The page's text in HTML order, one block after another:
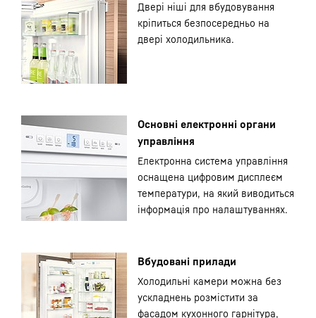
Двері ніші для вбудовування
кріпиться безпосередньо на
двері холодильника.
Основні електронні органи
управління
Електронна система управління
оснащена цифровим дисплеєм
температури, на який виводиться
інформація про налаштуваннях.
Вбудовані прилади
Холодильні камери можна без
ускладнень розмістити за
фасадом кухонного гарнітура,